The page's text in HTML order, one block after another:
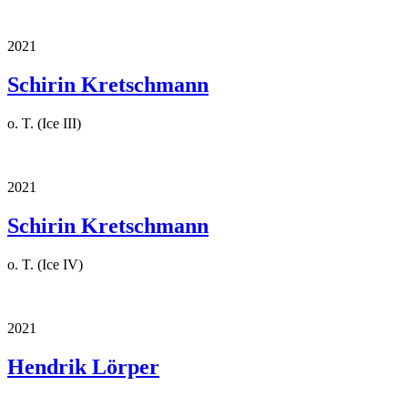
2021
Schirin Kretschmann
o. T. (Ice III)
2021
Schirin Kretschmann
o. T. (Ice IV)
2021
Hendrik Lörper